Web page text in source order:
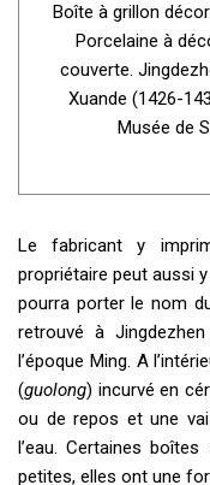
Boîte à grillon
Porcelaine à
couverte.
Xuande (1426-
Musée de
Le fabricant y
propriétaire peut aussi
pourra porter le nom
retrouvé à
l’époque Ming. A
(guolong) incurvé en
ou de repos et une
l’eau. Certaines
petites, elles ont une